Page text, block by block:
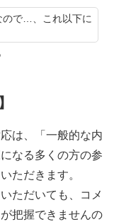
ので…、これ以下に
は、「一般的な内
なる多くの方の参
ただきます。
ただいても、コメ
把握できませんの